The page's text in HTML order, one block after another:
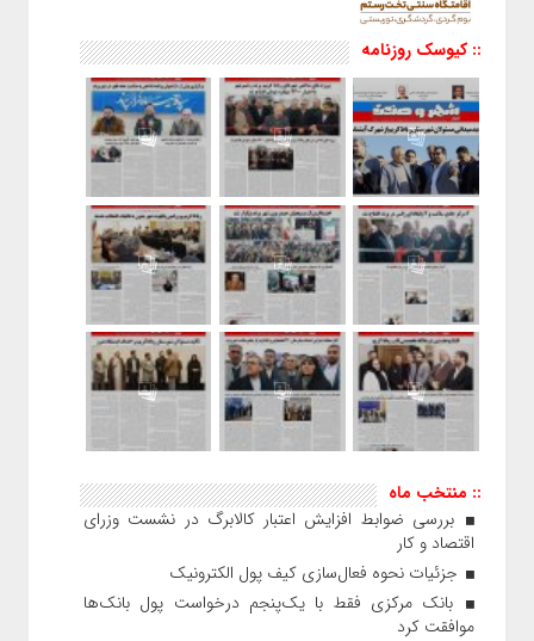
:: کیوسک روزنامه
:: منتخب ماه
بررسی ضوابط افزایش اعتبار کالابرگ در نشست وزرای
اقتصاد و کار
جزئیات نحوه فعال‌سازی کیف پول الکترونیک
بانک مرکزی فقط با یک‌‎پنجم درخواست پول بانک‌ها
موافقت کرد